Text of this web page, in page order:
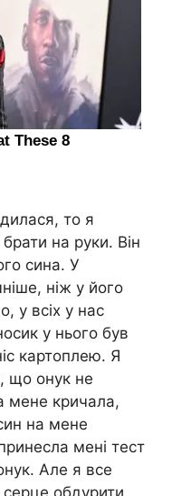
то я
брати на руки. Він
сина. У
ніж у його
у всіх у нас
у нього був
картоплею. Я
що онук не
мене кричала,
на мене
мені тест
Але я все
обдурити